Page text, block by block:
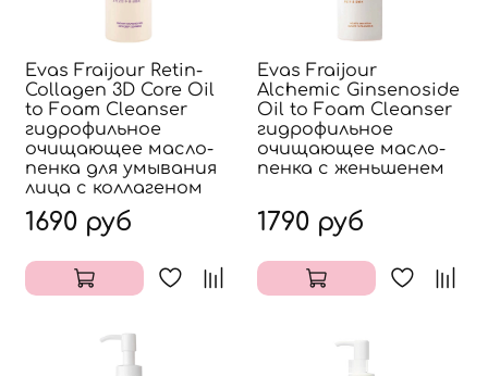
Evas Fraijour Retin-
Collagen 3D Core Oil
to Foam Cleanser
гидрофильное
очищающее масло-
пенка для умывания
лица с коллагеном
1690 руб
Evas Fraijour
Alchemic Ginsenoside
Oil to Foam Cleanser
гидрофильное
очищающее масло-
пенка с женьшенем
1790 руб